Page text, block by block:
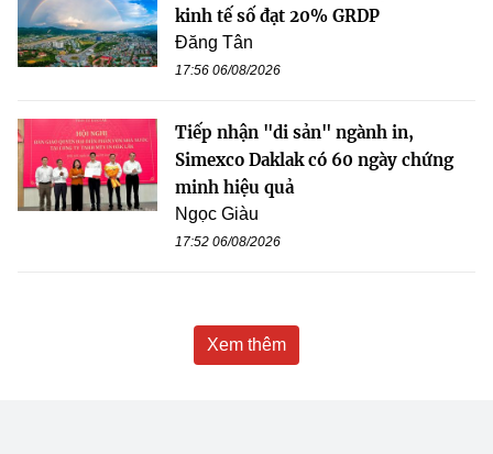
kinh tế số đạt 20% GRDP
Đăng Tân
17:56 06/08/2026
Tiếp nhận "di sản" ngành in,
Simexco Daklak có 60 ngày chứng
minh hiệu quả
Ngọc Giàu
17:52 06/08/2026
Xem thêm